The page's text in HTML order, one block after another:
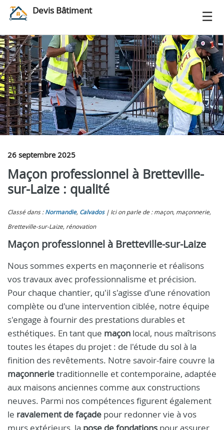
Devis Bâtiment
26 septembre 2025
Maçon professionnel à Bretteville-
sur-Laize : qualité
Classé dans : Normandie, Calvados
Ici on parle de : maçon, maçonnerie,
Bretteville-sur-Laize, rénovation
Maçon professionnel à Bretteville-sur-Laize
Nous sommes experts en maçonnerie et réalisons
vos travaux avec professionnalisme et précision.
Pour chaque chantier, qu'il s'agisse d'une rénovation
complète ou d'une intervention ciblée, notre équipe
s'engage à fournir des prestations durables et
esthétiques. En tant que maçon local, nous maîtrisons
toutes les étapes du projet : de l'étude du sol à la
finition des revêtements. Notre savoir-faire couvre la
maçonnerietraditionnelle et contemporaine, adaptée
aux maisons anciennes comme aux constructions
neuves. Parmi nos compétences figurent également
le ravalement de façade pour redonner vie à vos